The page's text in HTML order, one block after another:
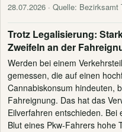
28.07.2026 · Quelle: Bezirksamt
Trotz Legalisierung:
Zweifeln an der
Werden bei einem
gemessen, die auf einen
Cannabiskonsum hindeuten,
Fahreignung. Das hat das
Eilverfahren entschieden. Bei
Blut eines Pkw-Fahrers hohe